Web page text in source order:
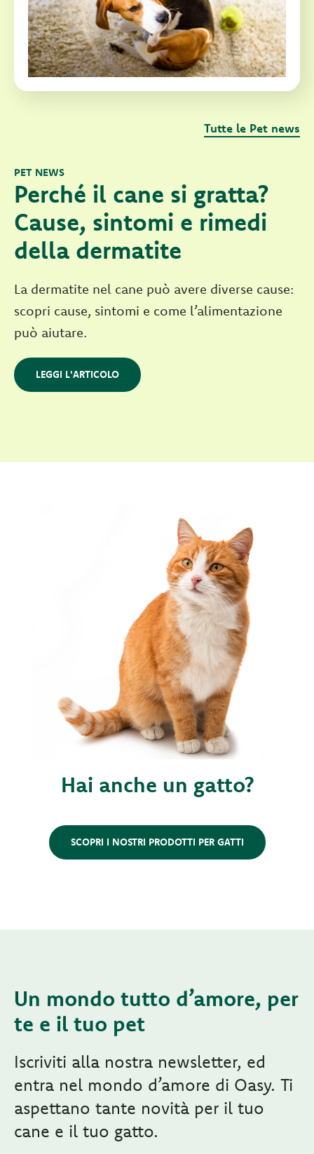
PET NEWS
Perché il cane si gratta?
Cause, sintomi e rimedi
della dermatite
La dermatite nel cane può avere diverse cause:
scopri cause, sintomi e come l’alimentazione
può aiutare.
LEGGI L'ARTICOLO
Tutte le Pet news
Hai anche un gatto?
SCOPRI I NOSTRI PRODOTTI PER GATTI
Un mondo tutto d’amore, per
te e il tuo pet
Iscriviti alla nostra newsletter, ed
entra nel mondo d’amore di Oasy. Ti
aspettano tante novità per il tuo
cane e il tuo gatto.